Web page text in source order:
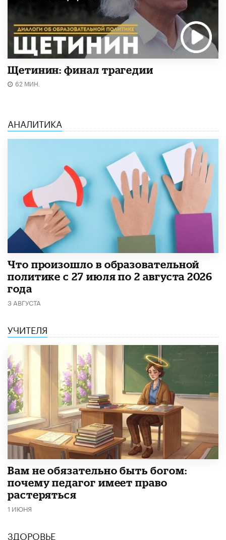
Щетинин: финал трагедии
62 МИН.
АНАЛИТИКА
​Что произошло в образовательной
политике с 27 июля по 2 августа 2026
года
3 АВГУСТА
УЧИТЕЛЯ
​Вам не обязательно быть богом:
почему педагог имеет право
растеряться
1 ИЮНЯ
ЗДОРОВЬЕ